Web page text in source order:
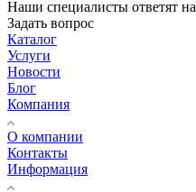
Наши специалисты ответят
Задать вопрос
Каталог
Услуги
Новости
Блог
Компания
О компании
Контакты
Информация